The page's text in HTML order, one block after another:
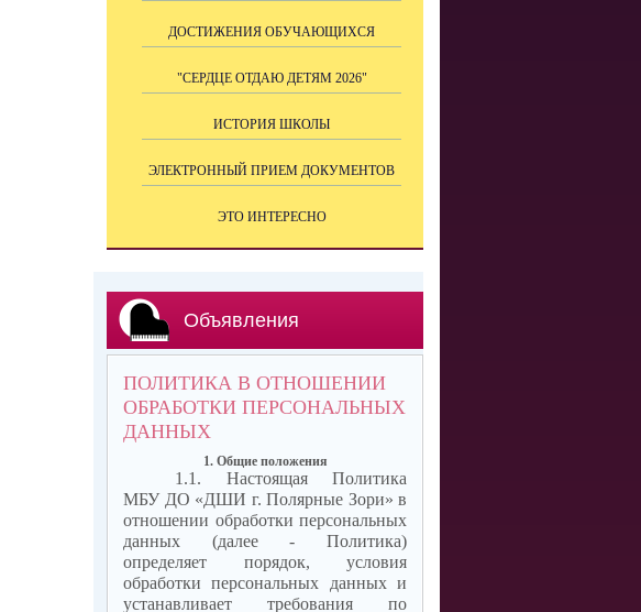
ДОСТИЖЕНИЯ ОБУЧАЮЩИХСЯ
"СЕРДЦЕ ОТДАЮ ДЕТЯМ 2026"
ИСТОРИЯ ШКОЛЫ
ЭЛЕКТРОННЫЙ ПРИЕМ ДОКУМЕНТОВ
ЭТО ИНТЕРЕСНО
Объявления
ПОЛИТИКА В ОТНОШЕНИИ
ОБРАБОТКИ ПЕРСОНАЛЬНЫХ
ДАННЫХ
1. Общие положения
1.1. Настоящая Политика
МБУ ДО «ДШИ г. Полярные Зори» в
отношении обработки персональных
данных (далее - Политика)
определяет порядок, условия
обработки персональных данных и
устанавливает требования по